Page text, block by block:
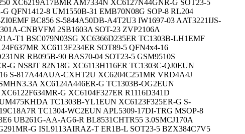
XC6219A17BMR AM7334N XC6127N44GNR-G SOT23-5
QFN1412-8 UM1550B-31 EMB70N08G SOP-8 RL204
BC856 S-5844A50DB-A4T2U3 IW1697-03 AAT3221IJS-
CNBVFM 2SB1603A SOT-23 ZVP2106A
T1 BSC079N03SG XC6366D235ER TC1303B-LH1EMF
XC6113F234ER SOT89-5 QFN4x4-16
RB095B-90 BAS70-04 SOT23-5 GSM9510S
G NS8JT 82N18G XC6113H116ER TC1303C-QJ0EUN
S-817A44AUA-CXHT2U XC6204C251MR VRD4A4J
XC6124A446ER-G TC1303B-OG2EUN
G XC6104F327ER R1116D341D
TC1303B-YL1EUN XC6123F325ER-G S-
TC1304-WC2EUN APL5309-17DI-TRG MSOP-8
UB261G-AA-AG6-R BL8531CHTR55 3.0SMCJ170A
G ISL9113AIRAZ-T ER1B-L SOT23-5 BZX384C7V5